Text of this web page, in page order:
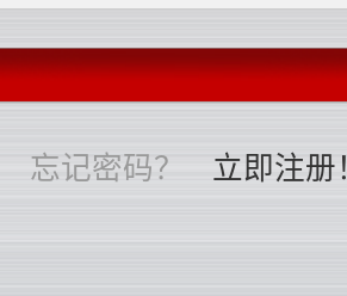
忘记密码？ 立即注册！